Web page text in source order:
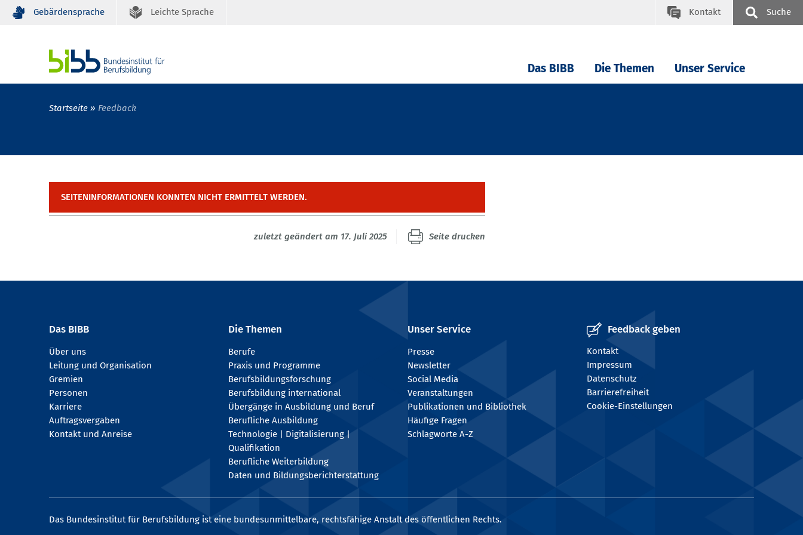
Gebärdensprache Leichte Sprache Kontakt Suche
Das BIBB Die Themen Unser Service
Startseite Feedback
SEITENINFORMATIONEN KONNTEN NICHT ERMITTELT WERDEN.
zuletzt geändert am 17. Juli 2025 Seite drucken
Das BIBB
Über uns
Leitung und Organisation
Gremien
Personen
Karriere
Auftragsvergaben
Kontakt und Anreise
Die Themen
Berufe
Praxis und Programme
Berufsbildungsforschung
Berufsbildung international
Übergänge in Ausbildung und Beruf
Berufliche Ausbildung
Technologie | Digitalisierung |
Qualifikation
Berufliche Weiterbildung
Daten und Bildungsberichterstattung
Unser Service
Presse
Newsletter
Social Media
Veranstaltungen
Publikationen und Bibliothek
Häufige Fragen
Schlagworte A-Z
Feedback geben
Kontakt
Impressum
Datenschutz
Barrierefreiheit
Cookie-Einstellungen
Das Bundesinstitut für Berufsbildung ist eine bundesunmittelbare, rechtsfähige Anstalt des öffentlichen Rechts.